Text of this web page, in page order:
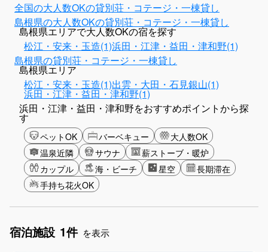
全国の大人数OKの貸別荘・コテージ・一棟貸し
島根県の大人数OKの貸別荘・コテージ・一棟貸し
島根県エリアで大人数OKの宿を探す
松江・安来・玉造(1)浜田・江津・益田・津和野(1)
島根県の貸別荘・コテージ・一棟貸し
島根県エリア
松江・安来・玉造(1)出雲・大田・石見銀山(1)
浜田・江津・益田・津和野(1)
浜田・江津・益田・津和野をおすすめポイントから探
す
ペットOK バーベキュー
大人数OK
温泉近隣
サウナ
薪ストーブ・暖炉
カップル
海・ビーチ 星空
長期滞在
手持ち花火OK
宿泊施設 1件 を表示